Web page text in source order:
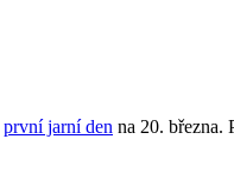
první jarní den na 20. března.